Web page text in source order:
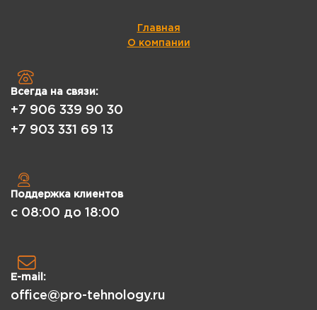
Главная
О компании
Всегда на связи:
+7 906 339 90 30
+7 903 331 69 13
Поддержка клиентов
с 08:00 до 18:00
E-mail:
office@pro-tehnology.ru